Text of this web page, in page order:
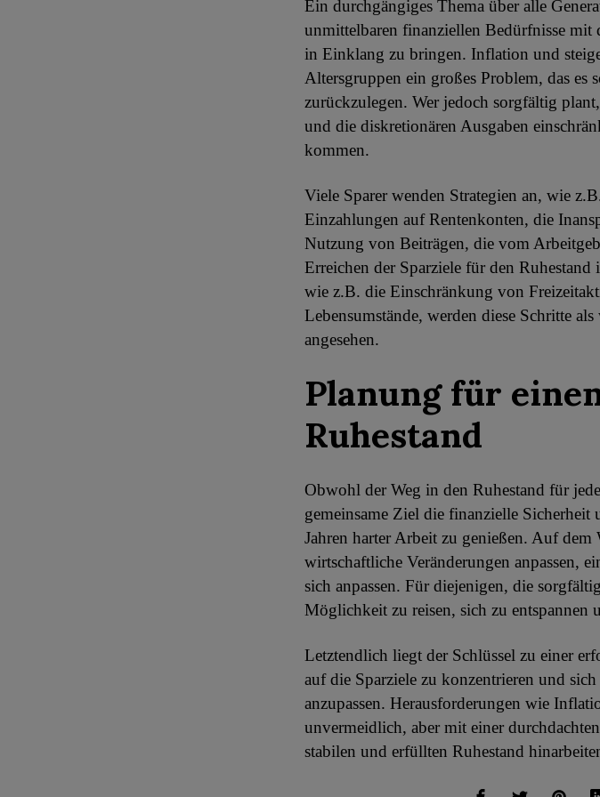
Ein durchgängiges Thema über alle
unmittelbaren finanziellen Bedürfnisse
in Einklang zu bringen. Inflation und
Altersgruppen ein großes Problem, das
zurückzulegen. Wer jedoch sorgfältig
und die diskretionären Ausgaben
kommen.
Viele Sparer wenden Strategien an, wie
Einzahlungen auf Rentenkonten, die
Nutzung von Beiträgen, die vom
Erreichen der Sparziele für den
wie z.B. die Einschränkung von
Lebensumstände, werden diese Schritte
angesehen.
Planung für
Ruhestand
Obwohl der Weg in den Ruhestand für
gemeinsame Ziel die finanzielle
Jahren harter Arbeit zu genießen. Auf dem
wirtschaftliche Veränderungen anpassen,
sich anpassen. Für diejenigen, die
Möglichkeit zu reisen, sich zu
Letztendlich liegt der Schlüssel zu einer
auf die Sparziele zu konzentrieren und
anzupassen. Herausforderungen wie
unvermeidlich, aber mit einer
stabilen und erfüllten Ruhestand